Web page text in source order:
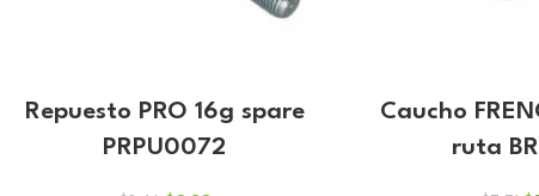
Repuesto PRO 16g spare
PRPU0072
Caucho
ruta